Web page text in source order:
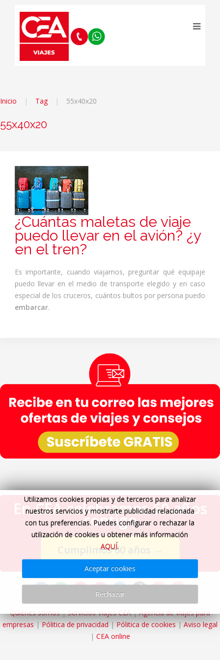
Inicio Tag 55x40x20
55x40x20
¿Cuántas maletas de viaje
puedo llevar en el avión? ¿y
en el tren?
Es importante, cuando viajamos, preguntar qué equipaje
puedo llevar en el medio de transporte elegido y en caso
especial de los cruceros, cuántos bultos por persona puedo
embarcar.
En CEA celebramos 60 años
contigo
Cumplimos 60 años →
Quiénes somos|Servicios Viajes CEA|Agencia de viajes para
empresas | Pólitica de privacidad | Pólitica de cookies | Aviso legal
| CEA online
Utilizamos cookies propias y de terceros para analizar
nuestros servicios y mostrarte publicidad relacionada
con tus preferencias. Puedes configurar o rechazar la
utilización de cookies u obtener más información
AQUÍ.
Aceptar cookies
Rechazar